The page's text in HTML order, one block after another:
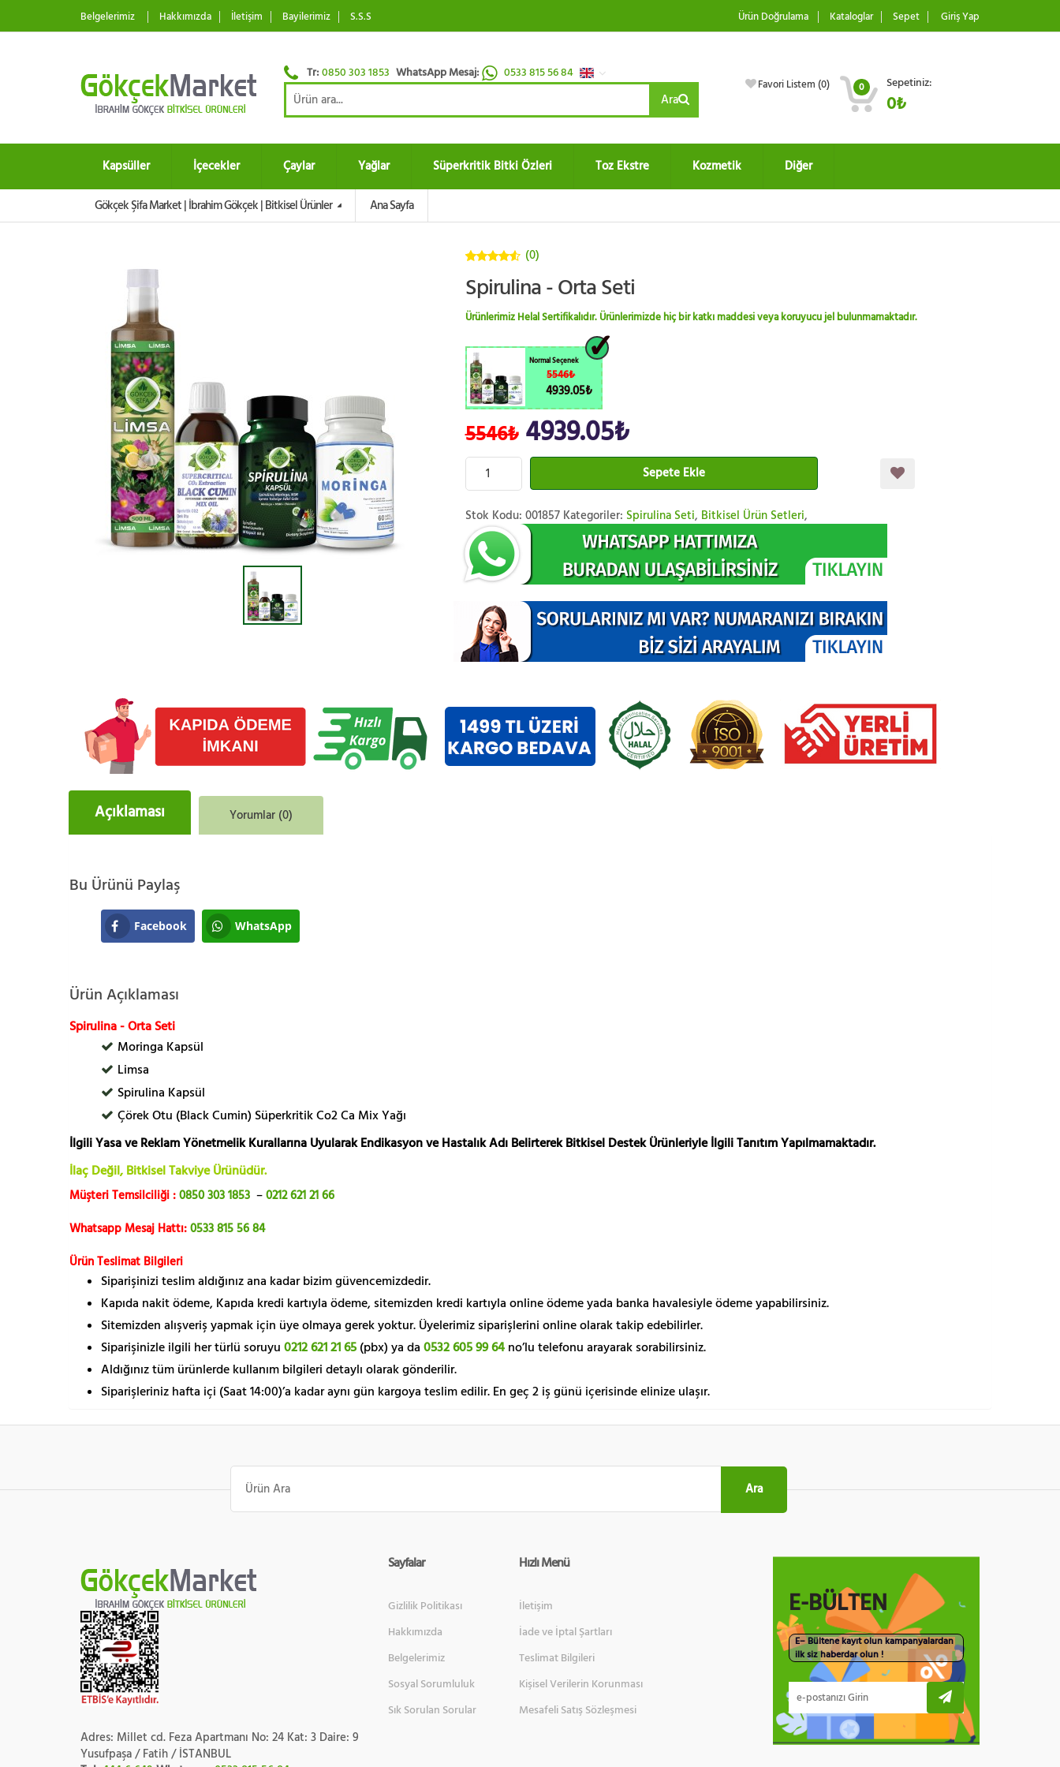
Belgelerimiz Hakkımızda İletişim Bayilerimiz S.S.S Ürün Doğrulama Kataloglar Sepet Giriş Yap
Tr:0850 303 1853 WhatsApp Mesaj: 0533 815 56 84
Ara
Favori Listem (0) 0 Sepetiniz:
0₺
Kapsüller İçecekler Çaylar Yağlar Süperkritik Bitki Özleri Toz Ekstre Kozmetik Diğer
Gökçek Şifa Market | İbrahim Gökçek | Bitkisel Ürünler Ana Sayfa
üzerinden
(0)
Spirulina - Orta Seti
Ürünlerimiz Helal Sertifikalıdır. Ürünlerimizde hiç bir katkı maddesi veya koruyucu jel bulunmamaktadır.
Normal Seçenek
5546₺
4939.05₺
5546₺4939.05₺
Sepete Ekle
Stok Kodu: 001857 Kategoriler: Spirulina Seti, Bitkisel Ürün Setleri,
Açıklaması Yorumlar (0)
Bu Ürünü Paylaş
Facebook WhatsApp
Ürün Açıklaması
Spirulina - Orta Seti
Moringa Kapsül
Limsa
Spirulina Kapsül
Çörek Otu (Black Cumin) Süperkritik Co2 Ca Mix Yağı
İlgili Yasa ve Reklam Yönetmelik Kurallarına Uyularak Endikasyon ve Hastalık Adı Belirterek Bitkisel Destek Ürünleriyle İlgili Tanıtım Yapılmamaktadır.
İlaç Değil, Bitkisel Takviye Ürünüdür.
Müşteri Temsilciliği :0850 303 1853 –0212 621 21 66
Whatsapp Mesaj Hattı:0533 815 56 84
Ürün Teslimat Bilgileri
Siparişinizi teslim aldığınız ana kadar bizim güvencemizdedir.
Kapıda nakit ödeme, Kapıda kredi kartıyla ödeme, sitemizden kredi kartıyla online ödeme yada banka havalesiyle ödeme yapabilirsiniz.
Sitemizden alışveriş yapmak için üye olmaya gerek yoktur. Üyelerimiz siparişlerini online olarak takip edebilirler.
Siparişinizle ilgili her türlü soruyu 0212 621 21 65 (pbx) ya da 0532 605 99 64 no’lu telefonu arayarak sorabilirsiniz.
Aldığınız tüm ürünlerde kullanım bilgileri detaylı olarak gönderilir.
Siparişleriniz hafta içi (Saat 14:00)’a kadar aynı gün kargoya teslim edilir. En geç 2 iş günü içerisinde elinize ulaşır.
Ara:
Ara
Adres: Millet cd. Feza Apartmanı No: 24 Kat: 3 Daire: 9
Yusufpaşa / Fatih / İSTANBUL
Sayfalar
Gizlilik Politikası
Hakkımızda
Belgelerimiz
Sosyal Sorumluluk
Sık Sorulan Sorular
Hızlı Menü
İletişim
İade ve İptal Şartları
Teslimat Bilgileri
Kişisel Verilerin Korunması
Mesafeli Satış Sözleşmesi
E-BÜLTEN
E– Bültene kayıt olun kampanyalardan
ilk siz haberdar olun !